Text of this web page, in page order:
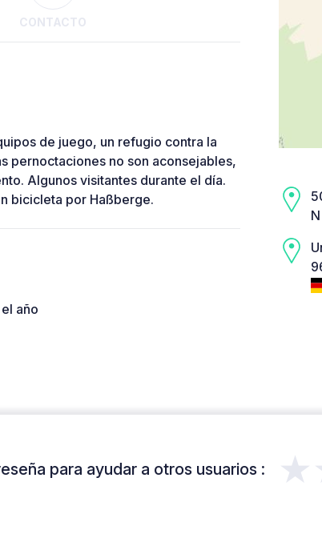
CONTACTO
de juego, un refugio contra la
pernoctaciones no son aconsejables,
Algunos visitantes durante el día.
bicicleta por Haßberge.
año
para ayudar a otros usuarios :